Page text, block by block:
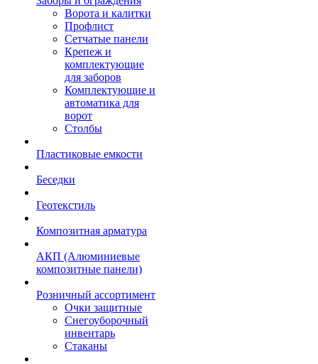
Ворота и калитки
Профлист
Сетчатые панели
Крепеж и
комплектующие
для заборов
Комплектующие и
автоматика для
ворот
Столбы
Пластиковые емкости
Беседки
Геотекстиль
Композитная арматура
АКП (Алюминиевые
композитные панели)
Розничный ассортимент
Очки защитные
Снегоуборочный
инвентарь
Стаканы